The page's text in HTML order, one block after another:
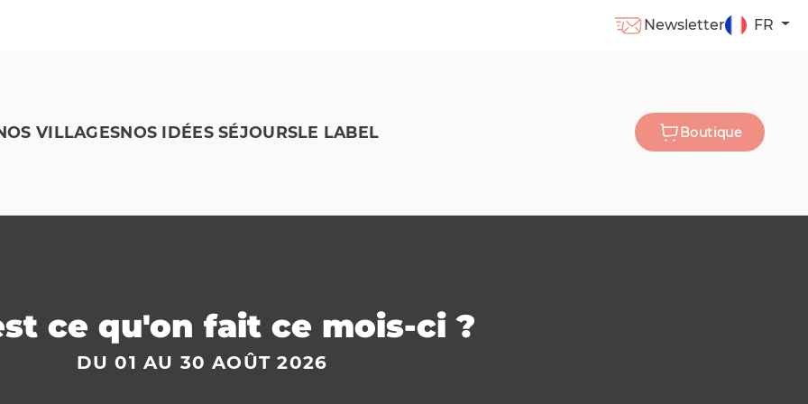
Newsletter FR
VILLAGESNOS IDÉES SÉJOURSLE LABEL Boutique
ce qu'on fait ce mois-ci ?
DU 01 AU 30 AOÛT 2026